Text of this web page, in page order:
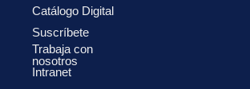
Catálogo Digital
Suscríbete
Trabaja con
nosotros
Intranet
He leído y acepto la